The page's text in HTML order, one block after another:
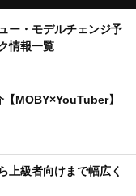
ー・モデルチェンジ予
情報一覧
MOBY×YouTuber】
上級者向けまで幅広く